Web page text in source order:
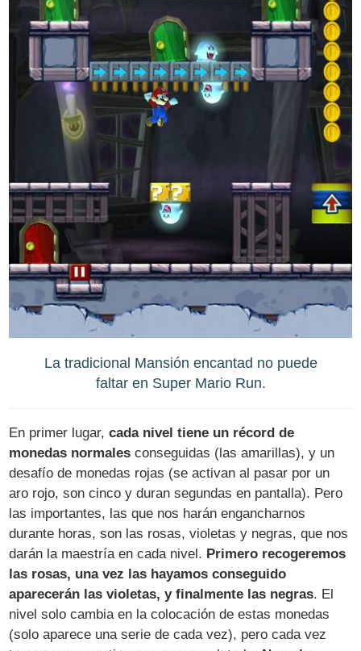
La tradicional Mansión encantad no puede
faltar en Super Mario Run.
En primer lugar,cada nivel tiene un récord de
monedas normales conseguidas (las amarillas), y un
desafío de monedas rojas (se activan al pasar por un
aro rojo, son cinco y duran segundas en pantalla). Pero
las importantes, las que nos harán engancharnos
durante horas, son las rosas, violetas y negras, que nos
darán la maestría en cada nivel. Primero recogeremos
las rosas, una vez las hayamos conseguido
aparecerán las violetas, y finalmente las negras. El
nivel solo cambia en la colocación de estas monedas
(solo aparece una serie de cada vez), pero cada vez